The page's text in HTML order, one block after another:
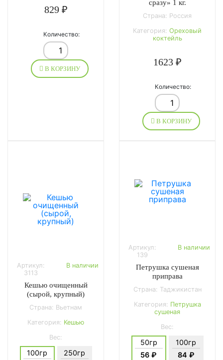
829 ₽
Количество:
В КОРЗИНУ
сразу» 1 кг.
Страна: Россия
Категория: Ореховый
коктейль
1623 ₽
Количество:
В КОРЗИНУ
Артикул:
3113
В наличии
Кешью очищенный
(сырой, крупный)
Страна: Вьетнам
Категория: Кешью
Вес:
100гр
250гр
Артикул:
139
В наличии
Петрушка сушеная
приправа
Страна: Таджикистан
Категория: Петрушка
сушеная
Вес:
50гр
56 ₽
100гр
84 ₽